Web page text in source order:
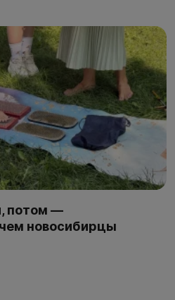
потом —
новосибирцы